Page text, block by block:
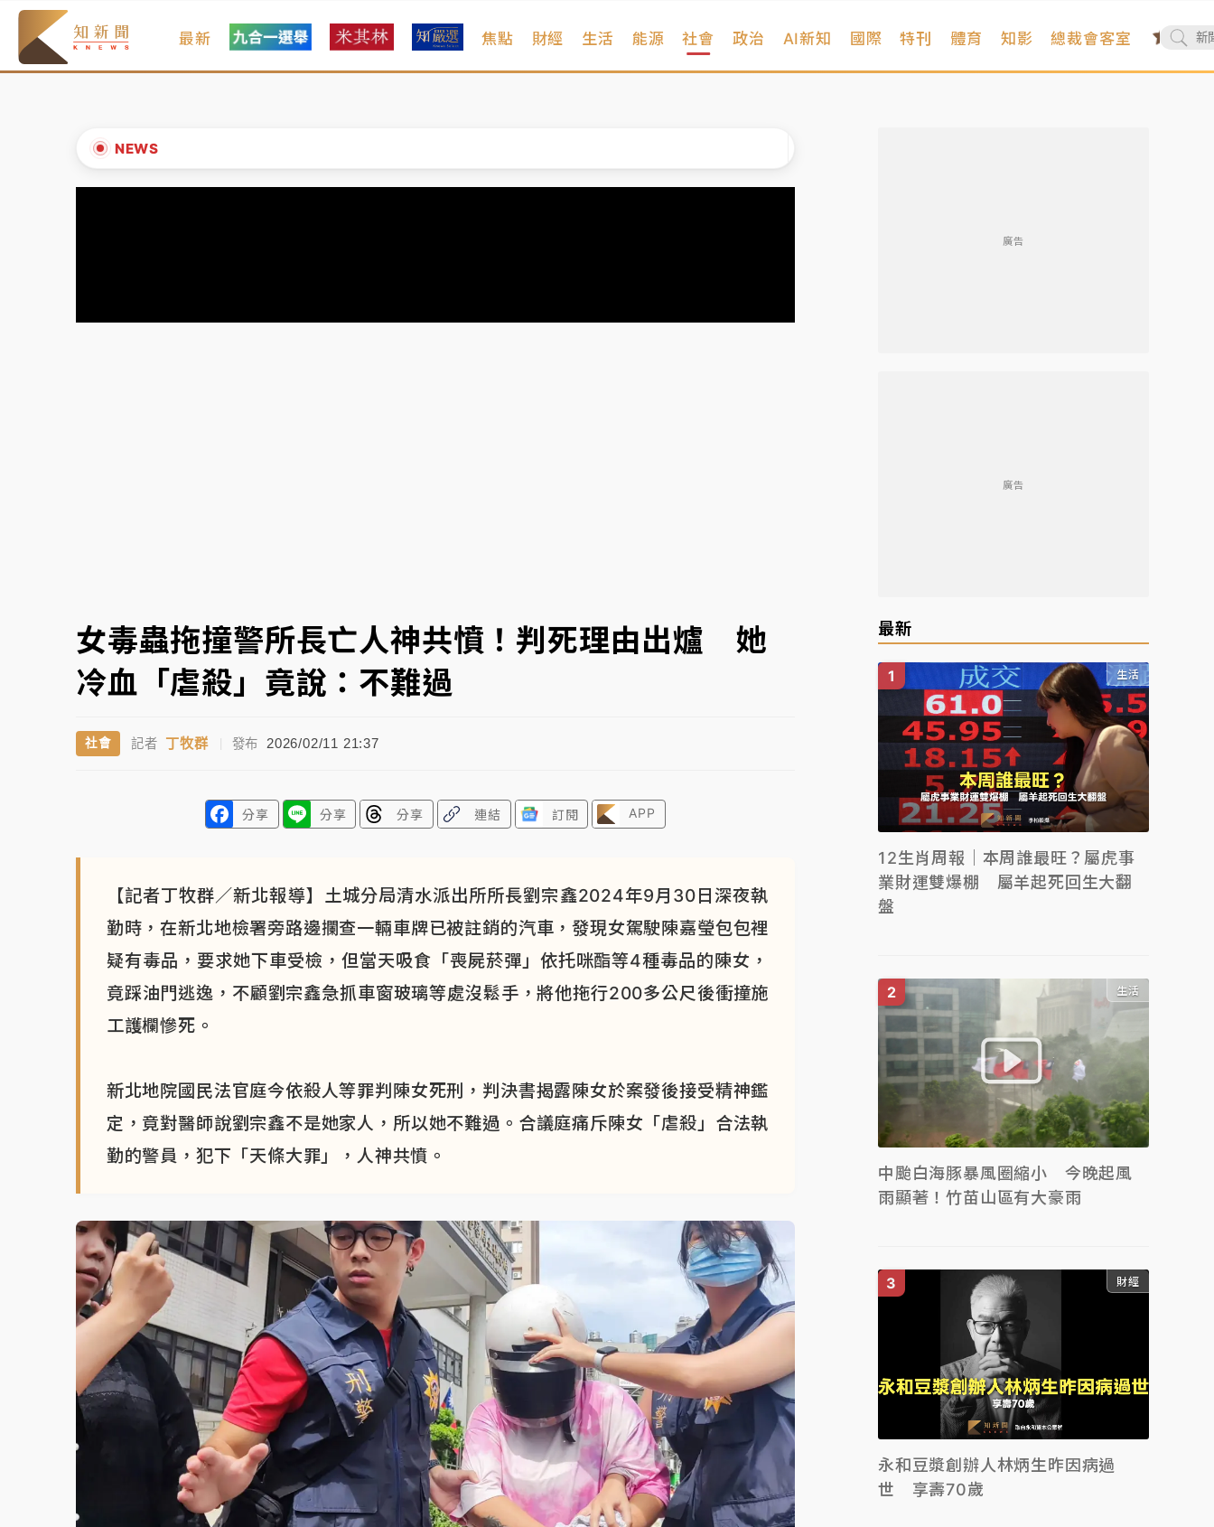
最新 焦點 財經 生活 能源 社會 政治 AI新知 國際 特刊 體育 知影 總裁會客室
NEWS
有片｜ 白海豚暴風圈逼近！新北淡水赫見龍捲風 榕樹連根拔起
中颱白海豚風雨來了！中部以北防豪雨 今晚、明天影響最劇烈
女毒蟲拖撞警所長亡人神共憤！判死理由出爐 她
冷血「虐殺」竟說：不難過
社會 記者 丁牧群 發布 2026/02/11 21:37
分享 分享 分享 連結 訂閱 APP
【記者丁牧群／新北報導】土城分局清水派出所所長劉宗鑫2024年9月30日深夜執
勤時，在新北地檢署旁路邊攔查一輛車牌已被註銷的汽車，發現女駕駛陳嘉瑩包包裡
疑有毒品，要求她下車受檢，但當天吸食「喪屍菸彈」依托咪酯等4種毒品的陳女，
竟踩油門逃逸，不顧劉宗鑫急抓車窗玻璃等處沒鬆手，將他拖行200多公尺後衝撞施
工護欄慘死。
新北地院國民法官庭今依殺人等罪判陳女死刑，判決書揭露陳女於案發後接受精神鑑
定，竟對醫師說劉宗鑫不是她家人，所以她不難過。合議庭痛斥陳女「虐殺」合法執
勤的警員，犯下「天條大罪」，人神共憤。
廣告
廣告
最新
生活
12生肖周報｜本周誰最旺？屬虎事
業財運雙爆棚 屬羊起死回生大翻
盤
生活
中颱白海豚暴風圈縮小 今晚起風
雨顯著！竹苗山區有大豪雨
財經
永和豆漿創辦人林炳生昨因病過
世 享壽70歲